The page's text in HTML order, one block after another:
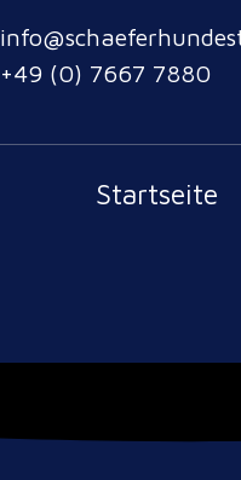
+49 (0) 7667 7880
Startseite